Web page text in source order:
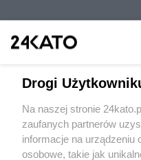
Wydawca mediów
Drogi
Na naszej stronie
zaufanych partnerów
informacje na urządzeniu
osobowe, takie jak